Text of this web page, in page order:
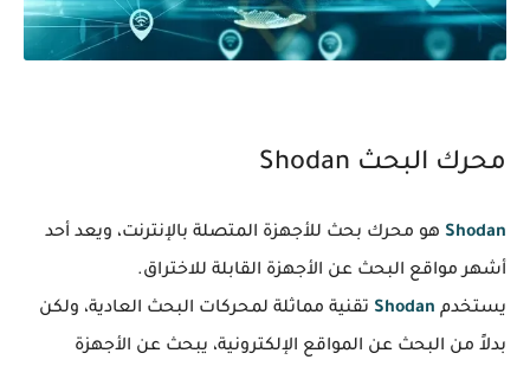
محرك البحث Shodan
Shodan هو محرك بحث للأجهزة المتصلة بالإنترنت، ويعد أحد
أشهر مواقع البحث عن الأجهزة القابلة للاختراق.
يستخدم Shodan تقنية مماثلة لمحركات البحث العادية، ولكن
بدلاً من البحث عن المواقع الإلكترونية، يبحث عن الأجهزة